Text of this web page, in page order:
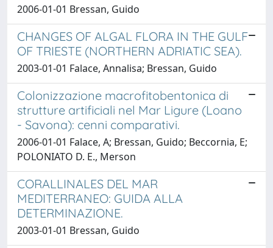
2006-01-01 Bressan, Guido
CHANGES OF ALGAL FLORA IN THE GULF
OF TRIESTE (NORTHERN ADRIATIC SEA).
2003-01-01 Falace, Annalisa; Bressan, Guido
Colonizzazione macrofitobentonica di
strutture artificiali nel Mar Ligure (Loano
- Savona): cenni comparativi.
2006-01-01 Falace, A; Bressan, Guido; Beccornia, E;
POLONIATO D. E., Merson
CORALLINALES DEL MAR
MEDITERRANEO: GUIDA ALLA
DETERMINAZIONE.
2003-01-01 Bressan, Guido